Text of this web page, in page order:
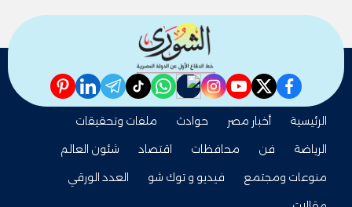
facebook
twitter
youtube
instagram
nabd
whatsapp
tiktok
telegram
linkedin
pinterest
الرئيسية أخبار مصر حوادث
ملفات وتحقيقات
الرياضة
فن محافظات اقتصاد
شئون العالم
منوعات ومجتمع
فيديو و توك شو
العدد الورقي